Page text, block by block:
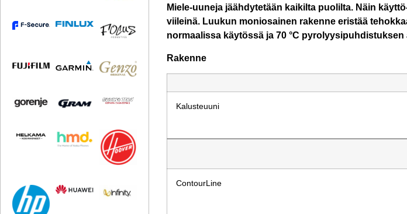
Miele-uuneja jäähdytetään kaikilta puolilta. Näin
viileinä. Luukun moniosainen rakenne eristää
normaalissa käytössä ja 70 °C
Rakenne
Kalusteuuni
ContourLine